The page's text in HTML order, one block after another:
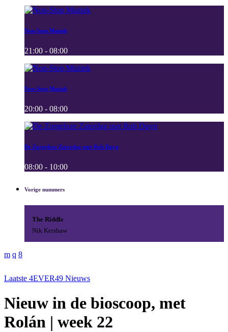
Non-Stop Muziek
21:00 - 08:00
Non-Stop Muziek
20:00 - 08:00
De Zorgeloze Zaterdag met Rob Duyn
08:00 - 10:00
Vorige nummers
The Riddle
Nik Kershaw
Laatste 4EVER49 Nieuws
Nieuw in de bioscoop, met
Rolán | week 22